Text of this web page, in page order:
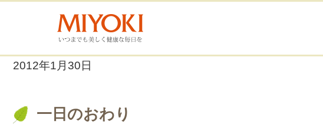
2012年1月30日
一日のおわり